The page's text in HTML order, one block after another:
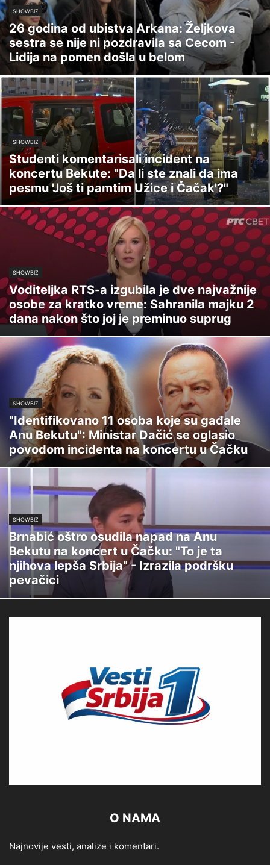
SHOWBIZ
26 godina od ubistva Arkana: Željkova
sestra se nije ni pozdravila sa Cecom -
Lidija na pomen došla u belom
SHOWBIZ
Studenti komentarisali incident na
koncertu Bekute: "Da li ste znali da ima
pesmu 'Još ti pamtim Užice i Čačak'?"
SHOWBIZ
Voditeljka RTS-a izgubila je dve najvažnije
osobe za kratko vreme: Sahranila majku 2
dana nakon što joj je preminuo suprug
SHOWBIZ
"Identifikovano 11 osoba koje su gađale
Anu Bekutu": Ministar Dačić se oglasio
povodom incidenta na koncertu u Čačku
SHOWBIZ
Brnabić oštro osudila napad na Anu
Bekutu na koncert u Čačku: "To je ta
njihova lepša Srbija" - Izrazila podršku
pevačici
O NAMA
Najnovije vesti, analize i komentari.